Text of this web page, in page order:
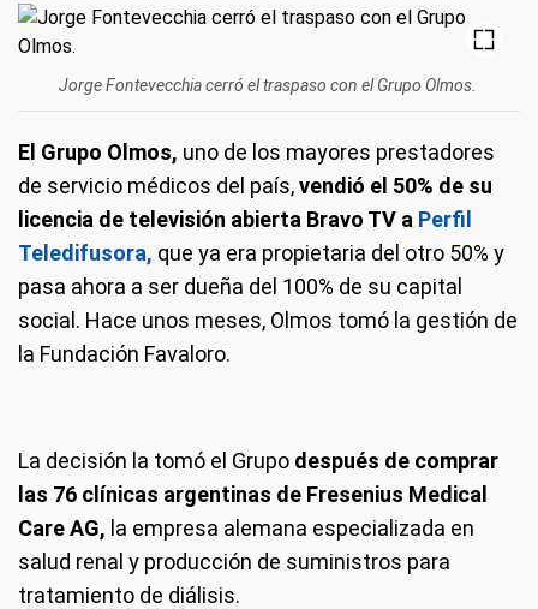
Jorge Fontevecchia cerró el traspaso con el Grupo Olmos.
El Grupo Olmos, uno de los mayores prestadores
de servicio médicos del país,vendió el 50% de su
licencia de televisión abierta Bravo TV a Perfil
Teledifusora, que ya era propietaria del otro 50% y
pasa ahora a ser dueña del 100% de su capital
social. Hace unos meses, Olmos tomó la gestión de
la Fundación Favaloro.
La decisión la tomó el Grupo después de comprar
las 76 clínicas argentinas de Fresenius Medical
Care AG, la empresa alemana especializada en
salud renal y producción de suministros para
tratamiento de diálisis.